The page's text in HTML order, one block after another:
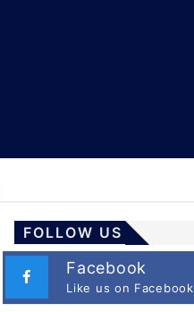
FOLLOW US
Facebook
Like us on Facebook